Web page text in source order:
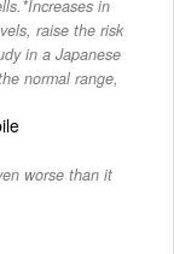
in
raise the risk
in a Japanese
normal range,
worse than it